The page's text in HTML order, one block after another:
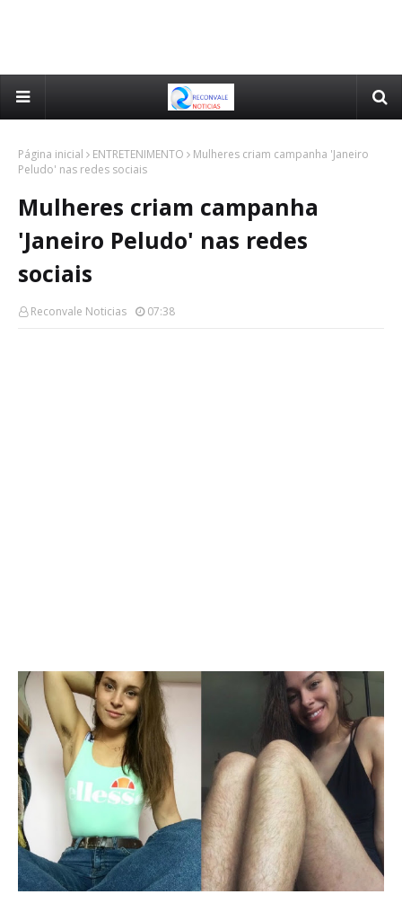
Página inicial ENTRETENIMENTO
Mulheres criam campanha 'Janeiro
Peludo' nas redes sociais
Mulheres criam campanha
'Janeiro Peludo' nas redes
sociais
Reconvale Noticias 07:38